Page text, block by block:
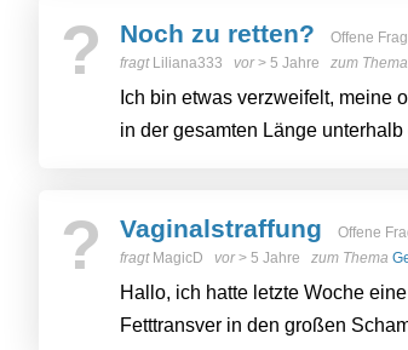
? Noch zu retten?
Offene
fragt Liliana333 vor> 5 Jahre zum Thema
Ich bin etwas verzweifelt, meine
in der gesamten Länge
? Vaginalstraffung
Offene
fragt MagicD vor> 5 Jahre zum Thema
Hallo, ich hatte letzte Woche
Fetttransver in den großen